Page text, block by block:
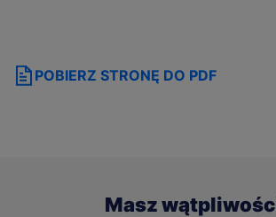
POBIERZ STRONĘ DO PDF
Masz